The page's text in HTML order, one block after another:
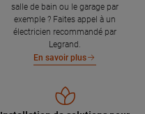
salle de bain ou le garage par
exemple ? Faites appel à un
électricien recommandé par
Legrand.
En savoir plus